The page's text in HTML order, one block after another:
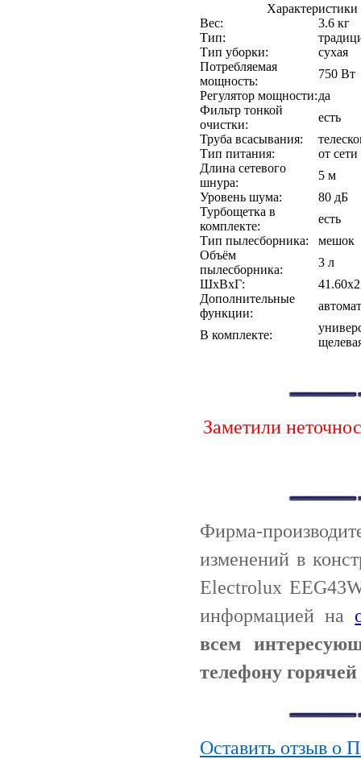
Вес:
3.6 кг
Тип:
Тип уборки:
сухая
Потребляемая
мощность:
750 Вт
Регулятор мощности:да
Фильтр тонкой
очистки:
есть
Труба всасывания:
Тип питания:
от сети
Длина сетевого
шнура:
5 м
Уровень шума:
80 дБ
Турбощетка в
комплекте:
есть
Тип пылесборника:
мешок
Объём
пылесборника:
3 л
ШхВхГ:
Дополнительные
функции:
В комплекте:
Заметили
Фирма-
изменений в
Electrolux
информацией на
всем
телефону
Оставить отзыв о